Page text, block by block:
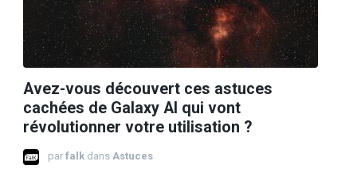
Avez-vous découvert ces astuces
cachées de Galaxy AI qui vont
révolutionner votre utilisation ?
par falk dans Astuces